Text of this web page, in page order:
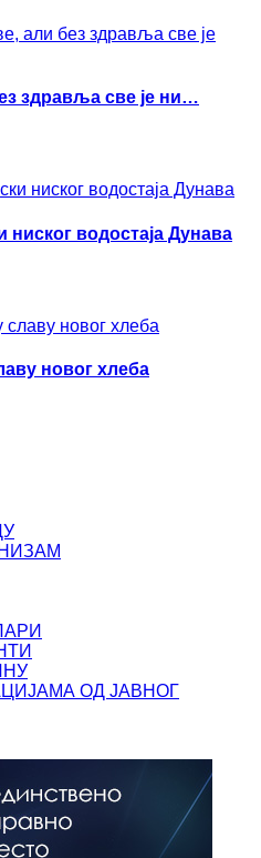
здравља све је ни…
ниског водостаја Дунава
новог хлеба
ОД ЈАВНОГ